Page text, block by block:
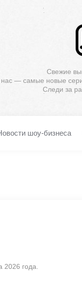
Свежие
нас — самые новые
Следи за
шоу-бизнеса
года.